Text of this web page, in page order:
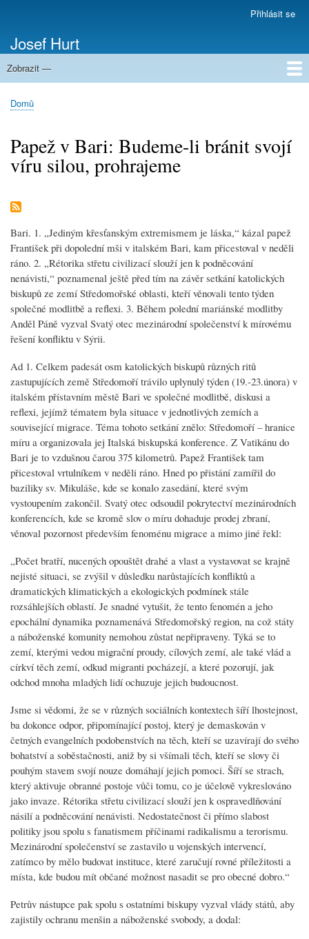
obsahu
uživatelského
účtu
Přihlásit se
Josef Hurt
Zobrazit —
Domů
Drobečková
Domů
Papež v Bari: Budeme-li bránit svojí
víru silou, prohrajeme
Bari. 1. „Jediným křesťanským extremismem je láska,“ kázal papež
František při dopolední mši v italském Bari, kam přicestoval v neděli
ráno. 2. „Rétorika střetu civilizací slouží jen k podněcování
nenávisti,“ poznamenal ještě před tím na závěr setkání katolických
biskupů ze zemí Středomořské oblasti, kteří věnovali tento týden
společné modlitbě a reflexi. 3. Během polední mariánské modlitby
Anděl Páně vyzval Svatý otec mezinárodní společenství k mírovému
řešení konfliktu v Sýrii.
Ad 1. Celkem padesát osm katolických biskupů různých ritů
zastupujících země Středomoří trávilo uplynulý týden (19.-23.února) v
italském přístavním městě Bari ve společné modlitbě, diskusi a
reflexi, jejímž tématem byla situace v jednotlivých zemích a
související migrace. Téma tohoto setkání znělo: Středomoří – hranice
míru a organizovala jej Italská biskupská konference. Z Vatikánu do
Bari je to vzdušnou čarou 375 kilometrů. Papež František tam
přicestoval vrtulníkem v neděli ráno. Hned po přistání zamířil do
baziliky sv. Mikuláše, kde se konalo zasedání, které svým
vystoupením zakončil. Svatý otec odsoudil pokrytectví mezinárodních
konferencích, kde se kromě slov o míru dohaduje prodej zbraní,
věnoval pozornost především fenoménu migrace a mimo jiné řekl:
„Počet bratří, nucených opouštět drahé a vlast a vystavovat se krajně
nejisté situaci, se zvýšil v důsledku narůstajících konfliktů a
dramatických klimatických a ekologických podmínek stále
rozsáhlejších oblastí. Je snadné vytušit, že tento fenomén a jeho
epochální dynamika poznamenává Středomořský region, na což státy
a náboženské komunity nemohou zůstat nepřipraveny. Týká se to
zemí, kterými vedou migrační proudy, cílových zemí, ale také vlád a
církví těch zemí, odkud migranti pocházejí, a které pozorují, jak
odchod mnoha mladých lidí ochuzuje jejich budoucnost.
Jsme si vědomi, že se v různých sociálních kontextech šíří lhostejnost,
ba dokonce odpor, připomínající postoj, který je demaskován v
četných evangelních podobenstvích na těch, kteří se uzavírají do svého
bohatství a soběstačnosti, aniž by si všímali těch, kteří se slovy či
pouhým stavem svojí nouze domáhají jejich pomoci. Šíří se strach,
který aktivuje obranné postoje vůči tomu, co je účelově vykreslováno
jako invaze. Rétorika střetu civilizací slouží jen k ospravedlňování
násilí a podněcování nenávisti. Nedostatečnost či přímo slabost
politiky jsou spolu s fanatismem příčinami radikalismu a terorismu.
Mezinárodní společenství se zastavilo u vojenských intervencí,
zatímco by mělo budovat instituce, které zaručují rovné příležitosti a
místa, kde budou mít občané možnost nasadit se pro obecné dobro.“
Petrův nástupce pak spolu s ostatními biskupy vyzval vlády států, aby
zajistily ochranu menšin a náboženské svobody, a dodal: